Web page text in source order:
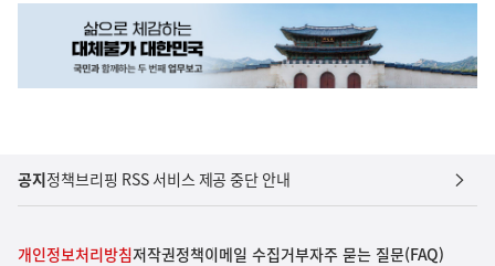
공지정책브리핑 RSS 서비스 제공 중단 안내
개인정보처리방침저작권정책이메일 수집거부자주 묻는 질문(FAQ)